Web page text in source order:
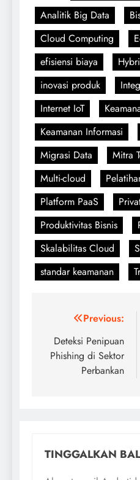
Analitik Big Data
Cloud Computing
efisiensi biaya
inovasi produk
Internet IoT
Keamanan Informasi
Migrasi Data
Mitra
Multi-cloud
Platform PaaS
Produktivitas Bisnis
Skalabilitas Cloud
standar keamanan
Navigasi
pos
Previous:
Deteksi Penipuan
Phishing di Sektor
Perbankan
TINGGALKAN